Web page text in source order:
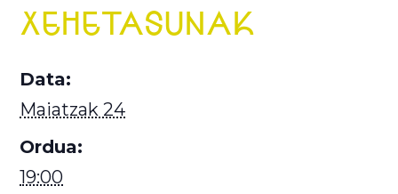
XEHETASUNAK
Data:
Maiatzak 24
Ordua:
19:00